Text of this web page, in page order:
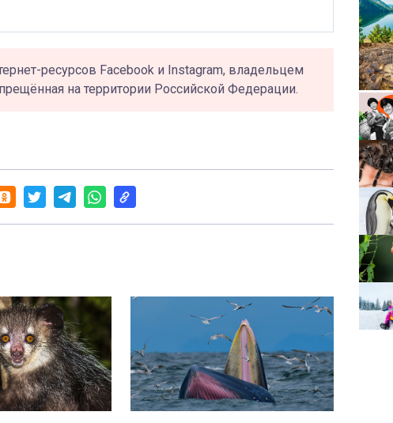
ресурсов Facebook и Instagram, владельцем
на территории Российской Федерации.